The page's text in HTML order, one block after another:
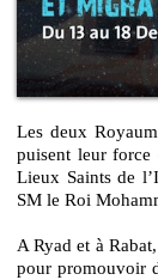
Les deux Royaumes entretiennent en effet de solides relations qui
puisent leur force
Lieux Saints de
SM le Roi
A Ryad et à
pour promouvoir